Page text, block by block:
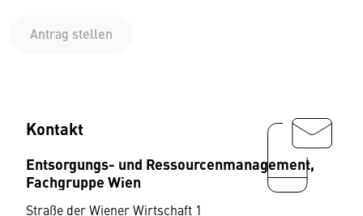
Antrag stellen
Kontakt
Entsorgungs- und Ressourcenmanagement,
Fachgruppe Wien
Straße der Wiener Wirtschaft 1